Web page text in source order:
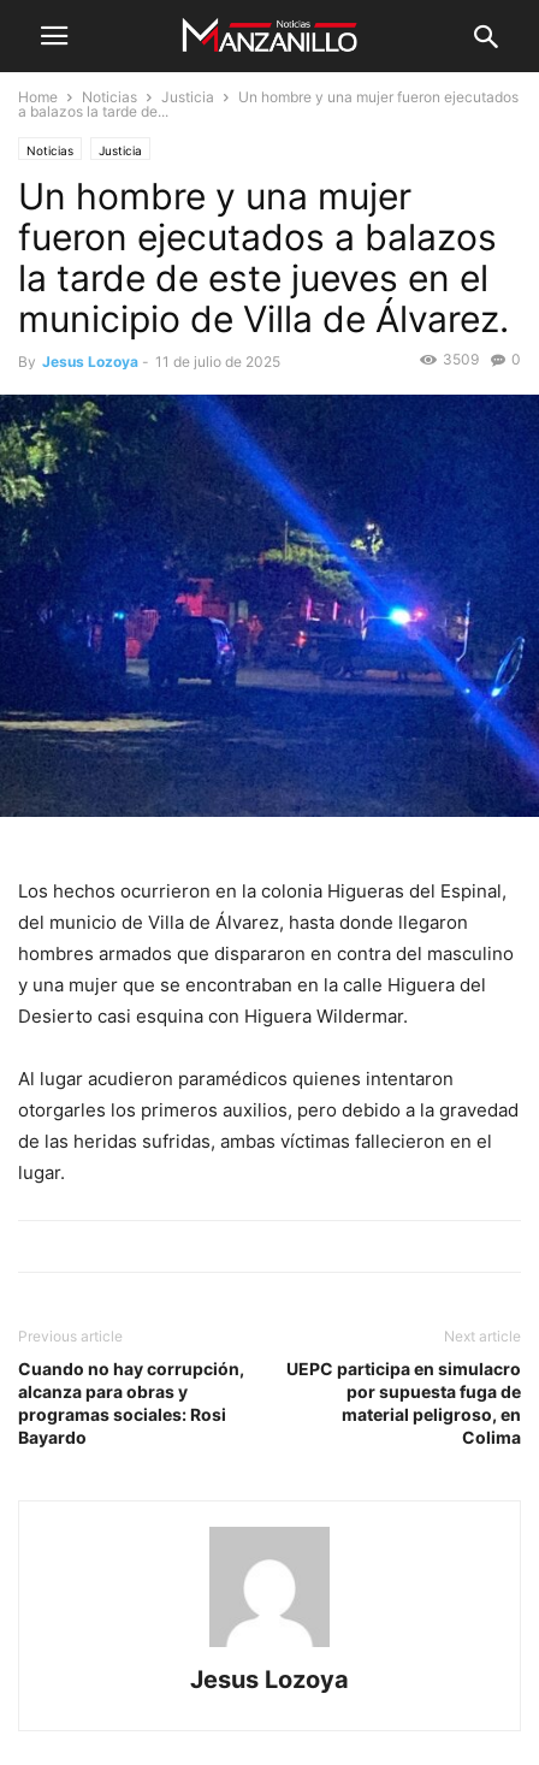
Home Noticias Justicia
Un hombre y una mujer fueron ejecutados
a balazos la tarde de...
Noticias Justicia
Un hombre y una mujer
fueron ejecutados a balazos
la tarde de este jueves en el
municipio de Villa de Álvarez.
By Jesus Lozoya - 11 de julio de 2025 0
3509
Los hechos ocurrieron en la colonia Higueras del Espinal,
del municio de Villa de Álvarez, hasta donde llegaron
hombres armados que dispararon en contra del masculino
y una mujer que se encontraban en la calle Higuera del
Desierto casi esquina con Higuera Wildermar.
Al lugar acudieron paramédicos quienes intentaron
otorgarles los primeros auxilios, pero debido a la gravedad
de las heridas sufridas, ambas víctimas fallecieron en el
lugar.
Previous article
Cuando no hay corrupción,
alcanza para obras y
programas sociales: Rosi
Bayardo
Next article
UEPC participa en simulacro
por supuesta fuga de
material peligroso, en
Colima
Jesus Lozoya